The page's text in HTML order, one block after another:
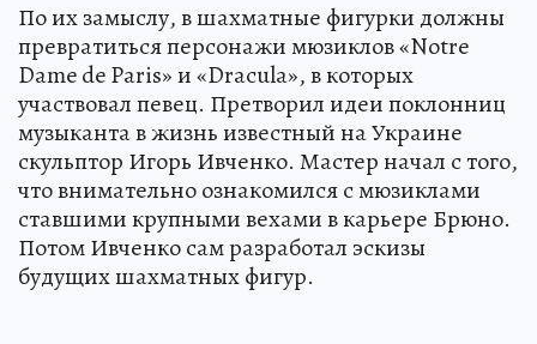
По их замыслу, в шахматные фигурки должны
превратиться персонажи мюзиклов «Notre
Dame de Paris» и «Dracula», в которых
участвовал певец. Претворил идеи поклонниц
музыканта в жизнь известный на Украине
скульптор Игорь Ивченко. Мастер начал с того,
что внимательно ознакомился с мюзиклами
ставшими крупными вехами в карьере Брюно.
Потом Ивченко сам разработал эскизы
будущих шахматных фигур.